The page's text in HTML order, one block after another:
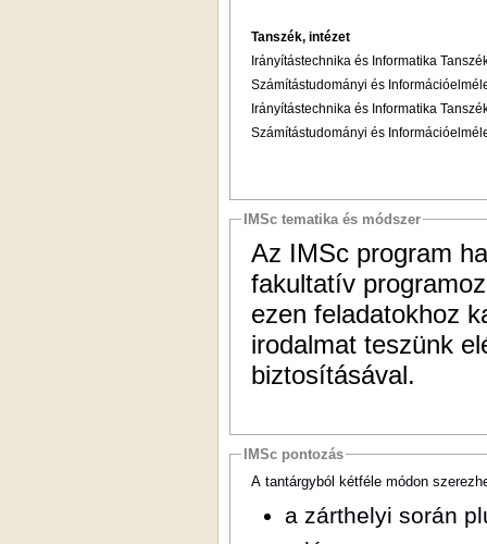
Tanszék, intézet
Irányítástechnika és Informatika
Számítástudományi és
Irányítástechnika és Informatika
Számítástudományi és
IMSc tematika és módszer
Az IMSc program
fakultatív
ezen feladatokhoz
irodalmat teszünk
biztosításával.
IMSc pontozás
A tantárgyból kétféle módon
a zárthelyi során